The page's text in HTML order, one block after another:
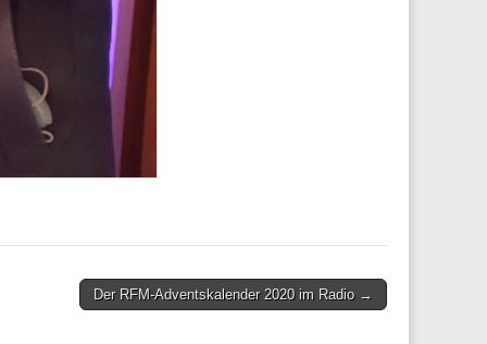
Der RFM-Adventskalender 2020 im Radio →